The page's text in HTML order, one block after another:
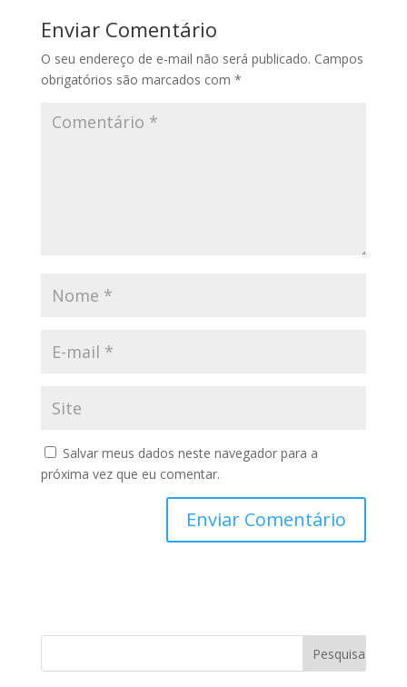
Enviar Comentário
O seu endereço de e-mail não será publicado. Campos
obrigatórios são marcados com *
Salvar meus dados neste navegador para a
próxima vez que eu comentar.